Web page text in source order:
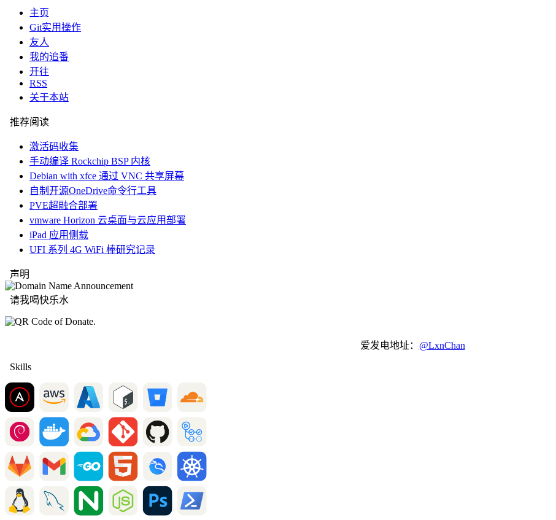
主页
Git实用操作
友人
我的追番
开往
RSS
关于本站
推荐阅读
激活码收集
手动编译 Rockchip BSP 内核
Debian with xfce 通过 VNC 共享屏幕
自制开源OneDrive命令行工具
PVE超融合部署
vmware Horizon 云桌面与云应用部署
iPad 应用侧载
UFI 系列 4G WiFi 棒研究记录
声明
请我喝快乐水
爱发电地址： @LxnChan
Skills